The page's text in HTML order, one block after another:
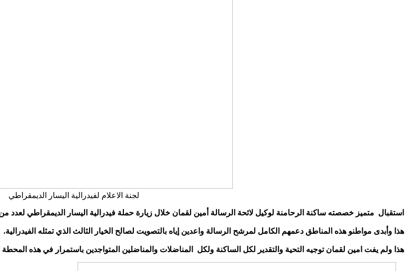
لجنة الاعلام لفيدرالية اليسار الديمقراطي
استقبال متميز خصصته ساكنة الرحامنة لوكيل لائحة الرسالة أمين لقمان خلال زيارة حملة فيدرالية اليسار الديمقراطي لعدد
هذا وأبدى مواطنو هذه المناطق دعمهم الكامل لمرشح الرسالة واعدين إياه بالتصويت لصالح الخيار الثالث الذي تمثله الفيدرالية.
هذا ولم يفت امين لقمان توجيه التحية والتقدير لكل الساكنة ولكل المناضلات والمناضلين المتواجدين باستمرار في هذه المحطة